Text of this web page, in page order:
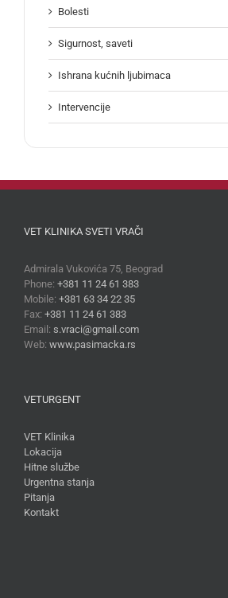
Bolesti
Sigurnost, saveti
Ishrana kućnih ljubimaca
Intervencije
VET KLINIKA SVETI VRAČI
Admirala Vukovića 75, Beograd
Phone: +381 11 24 61 383
Mobile: +381 63 34 22 35
Fax: +381 11 24 61 383
Email: s.vraci@gmail.com
Web: www.pasimacka.rs
VETURGENT
VET Klinika
Lokacija
Hitne službe
Urgentna stanja
Pitanja
Kontakt